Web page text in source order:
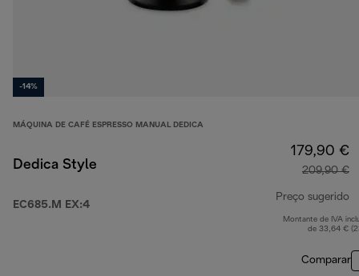
-14%
MÁQUINA DE CAFÉ ESPRESSO MANUAL DEDICA
Dedica Style
EC685.M EX:4
179,90 €
209,90 €
Preço sugerido
Montante de IVA
de 33,64 €
Comparar